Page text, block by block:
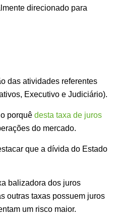
direcionado para
das atividades referentes
Executivo e Judiciário).
porquê desta taxa de juros
do mercado.
que a dívida do Estado
balizadora dos juros
outras taxas possuem juros
um risco maior.